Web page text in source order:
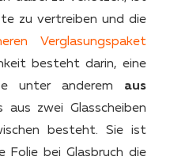
zu vertreiben und die
Verglasungspaket
besteht darin, eine
unter anderem aus
zwei Glasscheiben
besteht. Sie ist
Folie bei Glasbruch die